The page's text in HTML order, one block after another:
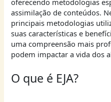
assimilação de conteúdos.
principais metodologias
suas características e
uma compreensão mais
podem impactar a vida dos
O que é EJA?